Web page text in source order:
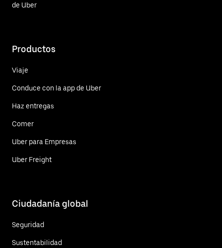
de Uber
Productos
Viaje
Conduce con la app de Uber
Haz entregas
Comer
Uber para Empresas
Uber Freight
Ciudadanía global
Seguridad
Sustentabilidad